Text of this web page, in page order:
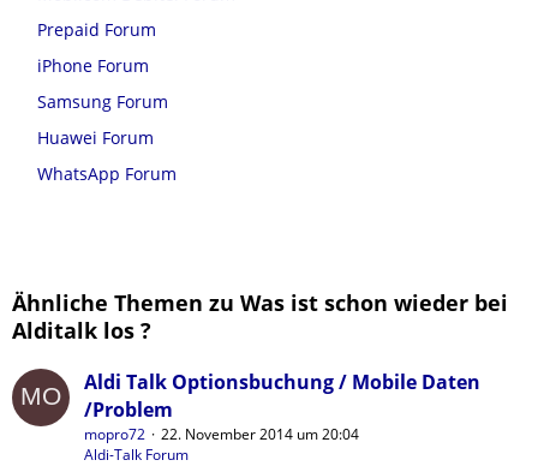
Prepaid Forum
iPhone Forum
Samsung Forum
Huawei Forum
WhatsApp Forum
Ähnliche Themen zu Was ist schon wieder bei
Alditalk los ?
Aldi Talk Optionsbuchung / Mobile Daten
/Problem
mopro72
22. November 2014 um 20:04
Aldi-Talk Forum